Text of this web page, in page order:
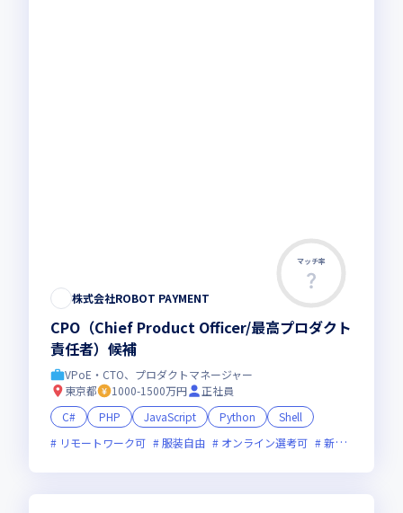
マッチ率
株式会社ROBOT PAYMENT
CPO（Chief Product Officer/最高プロダクト
責任者）候補
VPoE・CTO、プロダクトマネージャー
東京都
1000-1500万円
正社員
C#
PHP JavaScript Python
Shell
リモートワーク可
服装自由 オンライン選考可 新規立ち上げ